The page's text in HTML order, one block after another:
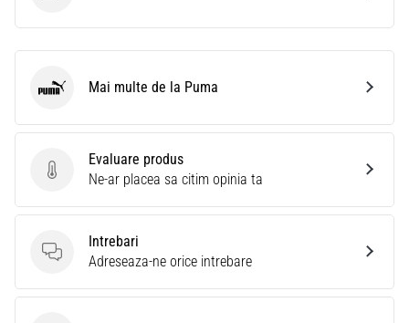
Evaluare produs
Evaluare produs
Ne-ar placea sa citim opinia ta
Intrebari
Intrebari
Adreseaza-ne orice intrebare
Puma Mai multe de la Puma